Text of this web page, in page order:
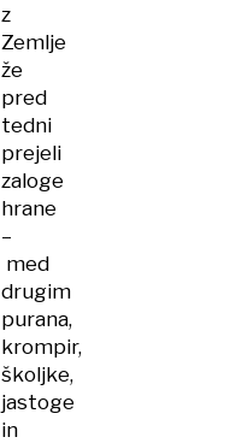
z
Zemlje
že
pred
tedni
prejeli
zaloge
hrane
–
med
drugim
purana,
krompir,
školjke,
jastoge
in